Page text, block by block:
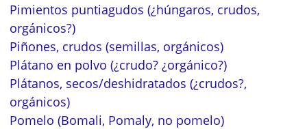
Pimientos puntiagudos (¿húngaros, crudos,
orgánicos?)
Piñones, crudos (semillas, orgánicos)
Plátano en polvo (¿crudo? ¿orgánico?)
Plátanos, secos/deshidratados (¿crudos?,
orgánicos)
Pomelo (Bomali, Pomaly, no pomelo)